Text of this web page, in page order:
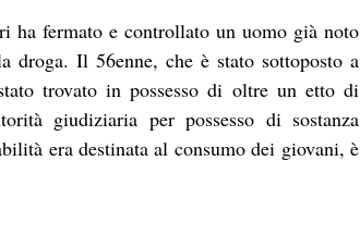
ha fermato e controllato un uomo già noto
droga. Il 56enne, che è stato sottoposto a
trovato in possesso di oltre un etto di
giudiziaria per possesso di sostanza
era destinata al consumo dei giovani, è